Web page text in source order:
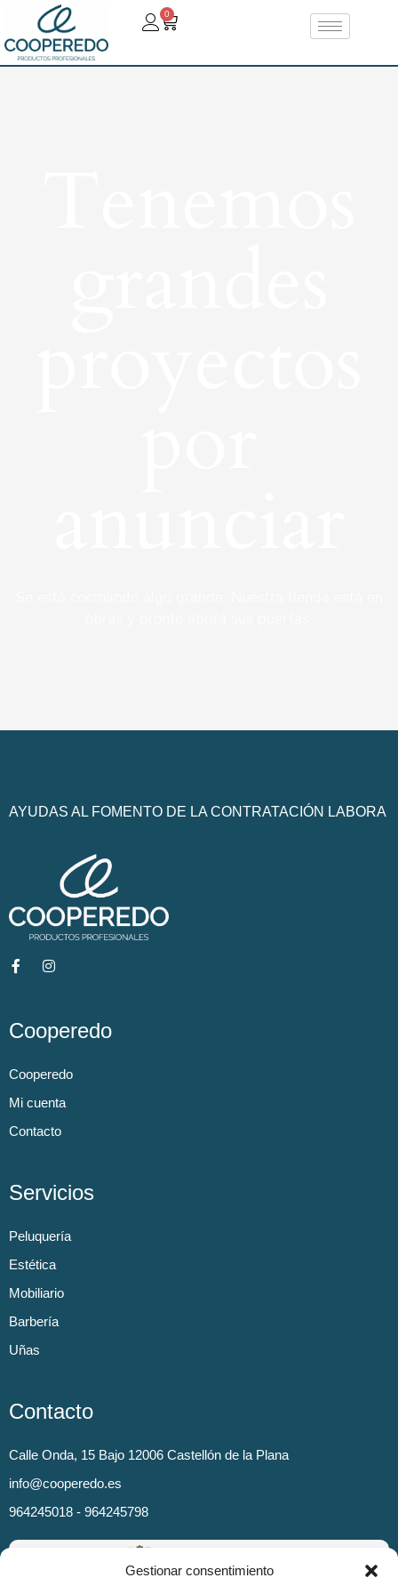
Gestionar consentimiento
0
AYUDAS AL FOMENTO DE LA CONTRATACIÓN LABORA
Cooperedo
Cooperedo
Mi cuenta
Contacto
Servicios
Peluquería
Estética
Mobiliario
Barbería
Uñas
Contacto
Calle Onda, 15 Bajo 12006 Castellón de la Plana
info@cooperedo.es
964245018 - 964245798